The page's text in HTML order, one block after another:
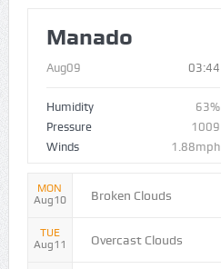
Manado
Aug09 03:44
Humidity
63%
Pressure
1009
Winds
1.88mph
MON
Aug10
Broken Clouds
TUE
Aug11
Overcast Clouds